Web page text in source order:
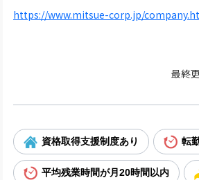
https://www.mitsue-corp.jp/
最終
資格取得支援制度あり 転
平均残業時間が月20時間以内